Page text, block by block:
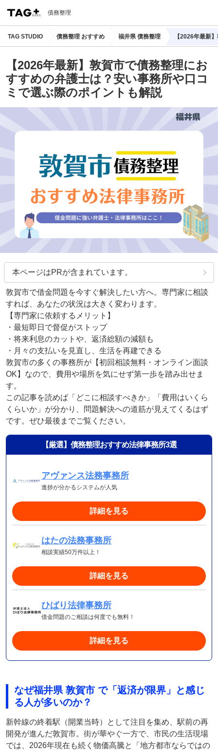
債務整理
TAG STUDIO 債務整理 おすすめ 福井県 債務整理 【2026年最新
【2026年最新】敦賀市で債務整理にお
すすめの弁護士は？安い事務所や口コ
ミで選ぶ際のポイントも解説
本ページはPRが含まれています。
敦賀市で借金問題を今すぐ解決したい方へ。専門家に相談
すれば、あなたの状況は大きく変わります。
【専門家に依頼するメリット】
・最短即日で督促がストップ
・将来利息のカットや、返済総額の減額も
・月々の支払いを見直し、生活を再建できる
敦賀市の多くの事務所が【初回相談無料・オンライン面談
OK】なので、費用や場所を気にせず第一歩を踏み出せま
す。
この記事を読めば「どこに相談すべきか」「費用はいくら
くらいか」が分かり、問題解決への道筋が見えてくるはず
です。ぜひ最後までご覧ください。
【厳選】債務整理おすすめ法律事務所3選
アヴァンス法務事務所
進捗が分かるシステムが人気
詳細を見る
はたの法務事務所
相談実績50万件以上！
詳細を見る
ひばり法律事務所
借金問題のご相談は何度でも無料！
詳細を見る
なぜ福井県 敦賀市 で「返済が限界」と感じ
る人が多いのか？
新幹線の終着駅（開業当時）として注目を集め、駅前の再
開発が進んだ敦賀市。街が華やぐ一方で、市民の生活現場
では、2026年現在も続く物価高騰と「地方都市ならではの